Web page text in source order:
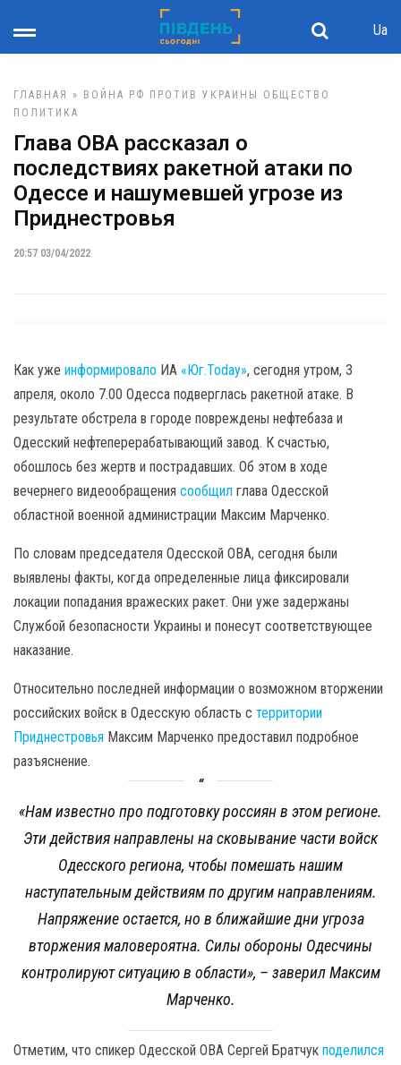
Ua
ГЛАВНАЯ » ВОЙНА РФ ПРОТИВ УКРАИНЫ
ОБЩЕСТВО
ПОЛИТИКА
Глава ОВА рассказал о
последствиях ракетной атаки по
Одессе и нашумевшей угрозе из
Приднестровья
20:57 03/04/2022
Как уже информировало ИА «Юг.Today», сегодня утром, 3
апреля, около 7.00 Одесса подверглась ракетной атаке. В
результате обстрела в городе повреждены нефтебаза и
Одесский нефтеперерабатывающий завод. К счастью,
обошлось без жертв и пострадавших. Об этом в ходе
вечернего видеообращения сообщил глава Одесской
областной военной администрации Максим Марченко.
По словам председателя Одесской ОВА, сегодня были
выявлены факты, когда определенные лица фиксировали
локации попадания вражеских ракет. Они уже задержаны
Службой безопасности Украины и понесут соответствующее
наказание.
Относительно последней информации о возможном вторжении
российских войск в Одесскую область с территории
Приднестровья Максим Марченко предоставил подробное
разъяснение.
«Нам известно про подготовку россиян в этом регионе.
Эти действия направлены на сковывание части войск
Одесского региона, чтобы помешать нашим
наступательным действиям по другим направлениям.
Напряжение остается, но в ближайшие дни угроза
вторжения маловероятна. Силы обороны Одесчины
контролируют ситуацию в области», – заверил Максим
Марченко.
Отметим, что спикер Одесской ОВА Сергей Братчук поделился